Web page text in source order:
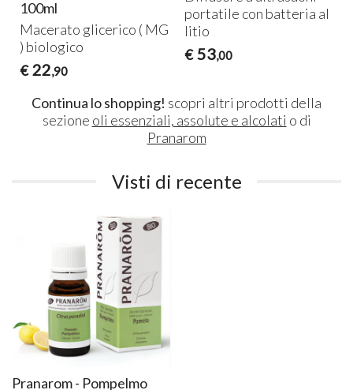
100ml
Macerato glicerico ( MG
) biologico
€ 22,90
portatile con batteria al
litio
€ 53,00
Continua lo shopping! scopri altri prodotti della
sezione oli essenziali, assolute e alcolati o di
Pranarom
Visti di recente
Pranarom - Pompelmo